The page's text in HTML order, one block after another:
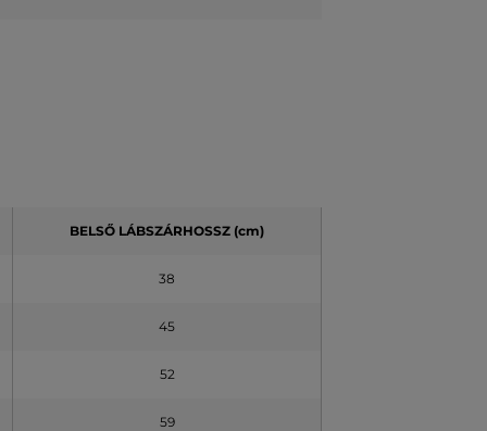
BELSŐ LÁBSZÁRHOSSZ (cm)
38
45
52
59